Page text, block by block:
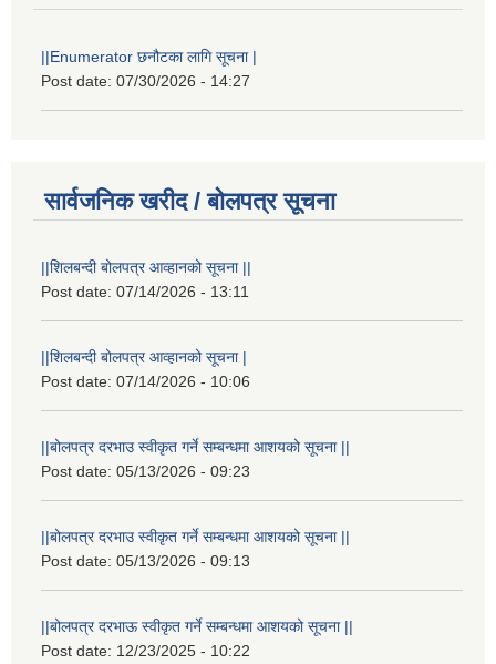
||Enumerator छनौटका लागि सूचना |
Post date: 07/30/2026 - 14:27
सार्वजनिक खरीद / बोलपत्र सूचना
||शिलबन्दी बोलपत्र आव्हानको सूचना ||
Post date: 07/14/2026 - 13:11
||शिलबन्दी बोलपत्र आव्हानको सूचना |
Post date: 07/14/2026 - 10:06
||बोलपत्र दरभाउ स्वीकृत गर्ने सम्बन्धमा आशयको सूचना ||
Post date: 05/13/2026 - 09:23
||बोलपत्र दरभाउ स्वीकृत गर्ने सम्बन्धमा आशयको सूचना ||
Post date: 05/13/2026 - 09:13
||बोलपत्र दरभाऊ स्वीकृत गर्ने सम्बन्धमा आशयको सूचना ||
Post date: 12/23/2025 - 10:22